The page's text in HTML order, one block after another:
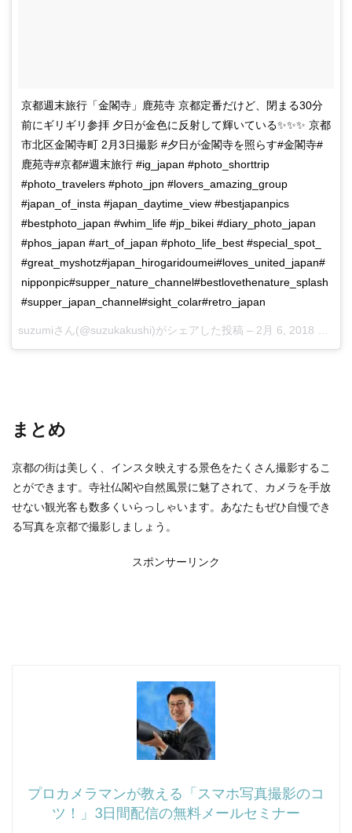
京都週末旅行「金閣寺」鹿苑寺 京都定番だけど、閉まる30分
前にギリギリ参拝 夕日が金色に反射して輝いている✨✨✨ 京都
市北区金閣寺町 2月3日撮影 #夕日が金閣寺を照らす#金閣寺#
鹿苑寺#京都#週末旅行 #ig_japan #photo_shorttrip
#photo_travelers #photo_jpn #lovers_amazing_group
#japan_of_insta #japan_daytime_view #bestjapanpics
#bestphoto_japan #whim_life #jp_bikei #diary_photo_japan
#phos_japan #art_of_japan #photo_life_best #special_spot_
#great_myshotz#japan_hirogaridoumei#loves_united_japan#
nipponpic#supper_nature_channel#bestlovethenature_splash
#supper_japan_channel#sight_colar#retro_japan
suzumiさん(@suzukakushi)がシェアした投稿 – 2月 6, 2018 at 8:33午後 PST
まとめ
京都の街は美しく、インスタ映えする景色をたくさん撮影するこ
とができます。寺社仏閣や自然風景に魅了されて、カメラを手放
せない観光客も数多くいらっしゃいます。あなたもぜひ自慢でき
る写真を京都で撮影しましょう。
スポンサーリンク
プロカメラマンが教える「スマホ写真撮影のコ
ツ！」3日間配信の無料メールセミナー